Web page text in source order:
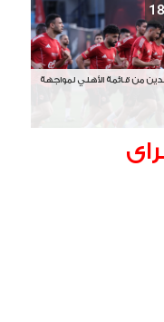
من قائمة الأهلي لمواجهة